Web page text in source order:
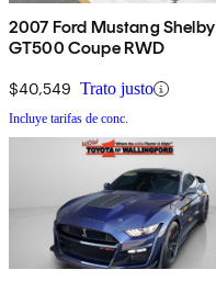
2007 Ford Mustang Shelby
GT500 Coupe RWD
$40,549 Trato justo
Incluye tarifas de conc.